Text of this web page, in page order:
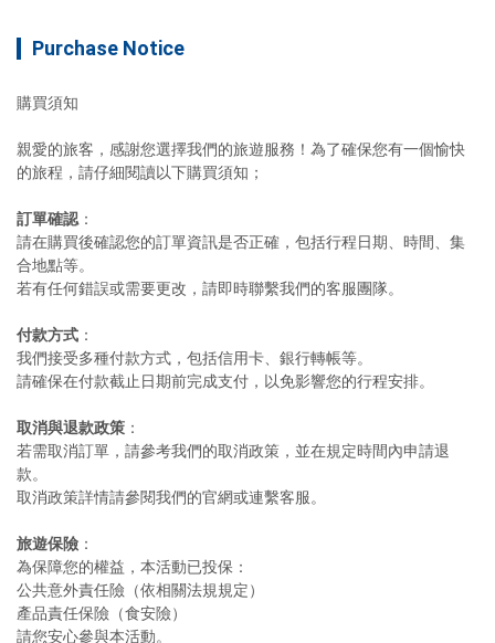
Purchase Notice
親愛的旅客，感謝您選擇我們的旅遊服務！為了確保您有一個愉快
訂單確認：
請在購買後確認您的訂單資訊是否正確，包括行程日期、時間、集
合地點等。
付款方式 ：
我們接受多種付款方式，包括信用卡、銀行轉帳等。
取消與退款政策 ：
若需取消訂單，請參考我們的取消政策，並在規定時間內申請退
款。
旅遊保險 ：
為保障您的權益，本活動已投保：
公共意外責任險（依相關法規規定）
產品責任保險（食安險）